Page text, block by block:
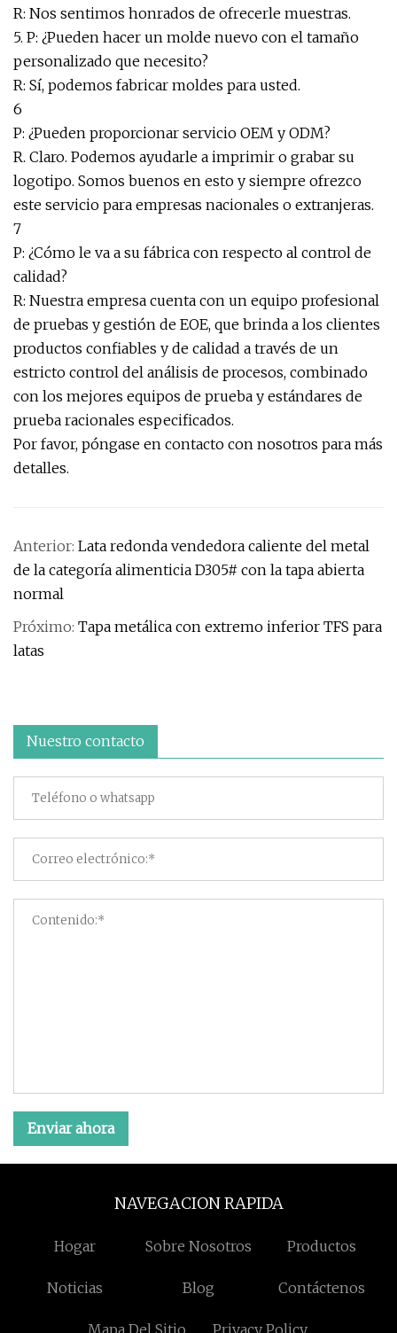
R: Nos sentimos honrados de ofrecerle muestras.
5. P: ¿Pueden hacer un molde nuevo con el tamaño
personalizado que necesito?
R: Sí, podemos fabricar moldes para usted.
6
P: ¿Pueden proporcionar servicio OEM y ODM?
R. Claro. Podemos ayudarle a imprimir o grabar su
logotipo. Somos buenos en esto y siempre ofrezco
este servicio para empresas nacionales o extranjeras.
7
P: ¿Cómo le va a su fábrica con respecto al control de
calidad?
R: Nuestra empresa cuenta con un equipo profesional
de pruebas y gestión de EOE, que brinda a los clientes
productos confiables y de calidad a través de un
estricto control del análisis de procesos, combinado
con los mejores equipos de prueba y estándares de
prueba racionales especificados.
Por favor, póngase en contacto con nosotros para más
detalles.
Anterior: Lata redonda vendedora caliente del metal
de la categoría alimenticia D305# con la tapa abierta
normal
Próximo: Tapa metálica con extremo inferior TFS para
latas
Nuestro contacto
Enviar ahora
NAVEGACION RAPIDA
Hogar Sobre Nosotros Productos
Noticias Blog Contáctenos